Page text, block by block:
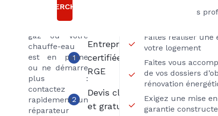
ou ne
gaz ou votre
chauffe-eau
est en panne
ou ne démarre
plus :
contactez
rapidement un
réparateur
Passez par des
Faites réaliser une
votre logement
Faites vous
de vos dossiers
rénovation
Exigez une mise
garantie
RECHERCHERAxenergie
1
Entreprise
certifiée
RGE
2
Devis clair
et gratuit